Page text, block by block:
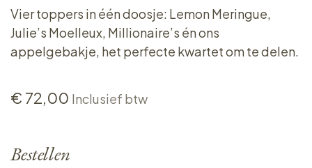
Vier toppers in één doosje: Lemon Meringue,
Julie’s Moelleux, Millionaire’s én ons
appelgebakje, het perfecte kwartet om te delen.
€ 72,00 Inclusief btw
Bestellen